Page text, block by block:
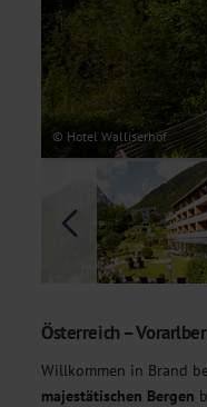
© Hotel Walliserhof
Österreich –
Willkommen in Brand
majestätischen Bergen